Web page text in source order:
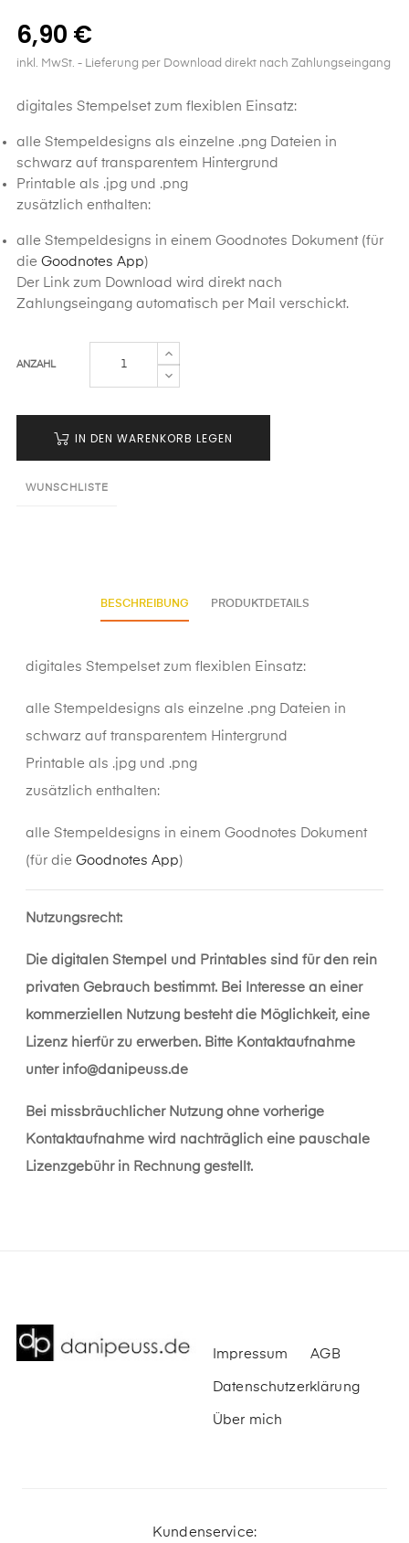
6,90 €
inkl. MwSt. - Lieferung per Download direkt nach Zahlungseingang
digitales Stempelset zum flexiblen Einsatz:
alle Stempeldesigns als einzelne .png Dateien in
schwarz auf transparentem Hintergrund
Printable als .jpg und .png
zusätzlich enthalten:
alle Stempeldesigns in einem Goodnotes Dokument (für
die Goodnotes App)
Der Link zum Download wird direkt nach
Zahlungseingang automatisch per Mail verschickt.
ANZAHL
IN DEN WARENKORB LEGEN
WUNSCHLISTE
BESCHREIBUNG PRODUKTDETAILS
digitales Stempelset zum flexiblen Einsatz:
alle Stempeldesigns als einzelne .png Dateien in
schwarz auf transparentem Hintergrund
Printable als .jpg und .png
zusätzlich enthalten:
alle Stempeldesigns in einem Goodnotes Dokument
(für die Goodnotes App)
Nutzungsrecht:
Die digitalen Stempel und Printables sind für den rein
privaten Gebrauch bestimmt. Bei Interesse an einer
kommerziellen Nutzung besteht die Möglichkeit, eine
Lizenz hierfür zu erwerben. Bitte Kontaktaufnahme
unter info@danipeuss.de
Bei missbräuchlicher Nutzung ohne vorherige
Kontaktaufnahme wird nachträglich eine pauschale
Lizenzgebühr in Rechnung gestellt.
Impressum AGB
Datenschutzerklärung
Über mich
Kundenservice: